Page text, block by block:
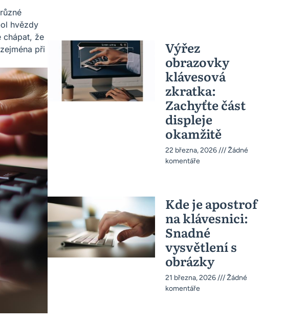
hvězdy
chápat, že
při
Výřez
obrazovky
klávesová
zkratka:
Zachyťte část
displeje
okamžitě
22 března, 2026
Žádné
komentáře
Kde je apostrof
na klávesnici:
Snadné
vysvětlení s
obrázky
21 března, 2026
Žádné
komentáře